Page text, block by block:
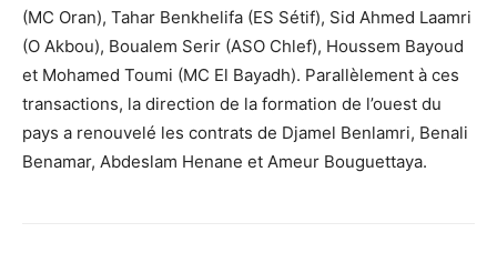
(MC Oran), Tahar Benkhelifa (ES Sétif), Sid Ahmed Laamri
(O Akbou), Boualem Serir (ASO Chlef), Houssem Bayoud
et Mohamed Toumi (MC El Bayadh). Parallèlement à ces
transactions, la direction de la formation de l’ouest du
pays a renouvelé les contrats de Djamel Benlamri, Benali
Benamar, Abdeslam Henane et Ameur Bouguettaya.